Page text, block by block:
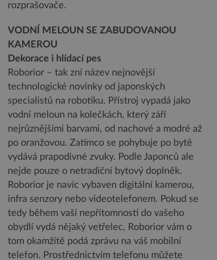
rozprašovače.
VODNÍ MELOUN SE ZABUDOVANOU
KAMEROU
Dekorace i hlídací pes
Roborior – tak zní název nejnovější
technologické novinky od japonských
specialistů na robotiku. Přístroj vypadá jako
vodní meloun na kolečkách, který září
nejrůznějšími barvami, od nachové a modré až
po oranžovou. Zatímco se pohybuje po bytě
vydává prapodivné zvuky. Podle Japonců ale
nejde pouze o netradiční bytový doplněk.
Roborior je navíc vybaven digitální kamerou,
infra senzory nebo videotelefonem. Pokud se
tedy během vaší nepřítomnosti do vašeho
obydlí vydá nějaký vetřelec, Roborior vám o
tom okamžitě podá zprávu na váš mobilní
telefon. Prostřednictvím telefonu můžete